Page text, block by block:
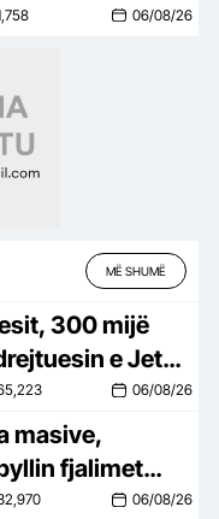
06/08/26
MË SHUMË
300 mijë
e Jet
06/08/26
masive,
fjalimet
marshojnë
06/08/26